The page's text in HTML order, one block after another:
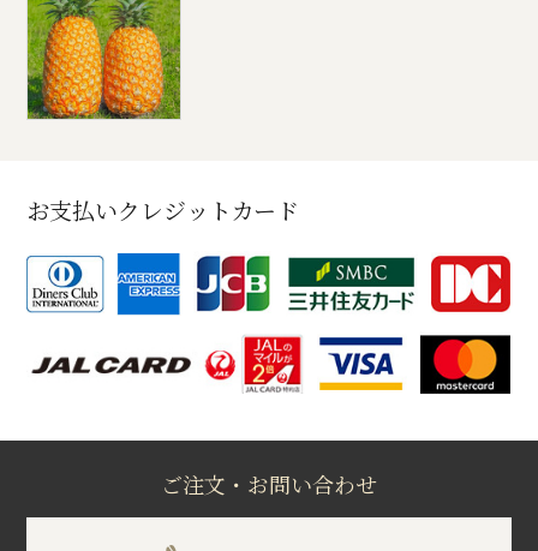
お支払いクレジットカード
ご注文・お問い合わせ